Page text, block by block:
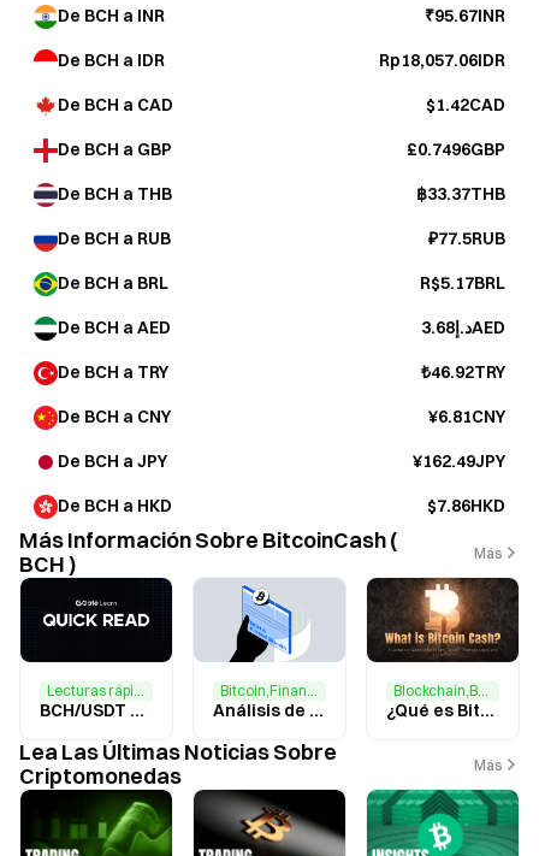
De BCH a INR ₹95.67INR
De BCH a IDR Rp18,057.06IDR
De BCH a CAD $1.42CAD
De BCH a GBP £0.7496GBP
De BCH a THB ฿33.37THB
De BCH a RUB ₽77.5RUB
De BCH a BRL R$5.17BRL
De BCH a AED د.إ3.68AED
De BCH a TRY ₺46.92TRY
De BCH a CNY ¥6.81CNY
De BCH a JPY ¥162.49JPY
De BCH a HKD $7.86HKD
Más Información Sobre BitcoinCash (
BCH )
Más
Lecturas rápidas
BCH/USDT — Revisión de fin de año 2025 de BCH y análisis de tendencias futuras
Bitcoin,Finanzas
Análisis de los cambios en el ecosistema de BCH y Bitcoin fractal en medio del Bitcoin
Blockchain,Bitcoin
¿Qué es Bitcoin Cash (BCH)? Descubre de un vistazo su mecanismo de escalabilidad, la lógica de pagos y el ecosistema
Lea Las Últimas Noticias Sobre
Criptomonedas
Más